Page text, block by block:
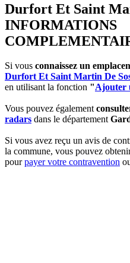
Durfort Et Saint
INFORMATIONS
Si vous connaissez un
Durfort Et Saint Martin De
en utilisant la fonction "Ajouter
Vous pouvez également
radars dans le département
Si vous avez reçu un avis de
la commune, vous pouvez
pourpayer votre contravention